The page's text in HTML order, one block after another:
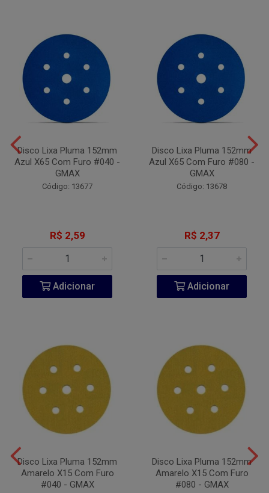
Disco Lixa Pluma 152mm
Azul X65 Com Furo #040 -
GMAX
Código: 13677
R$ 2,59
Adicionar
Disco Lixa Pluma 152mm
Azul X65 Com Furo #080 -
GMAX
Código: 13678
R$ 2,37
Adicionar
Disco Lixa Pluma 152mm
Amarelo X15 Com Furo
#040 - GMAX
Disco Lixa Pluma 152mm
Amarelo X15 Com Furo
#080 - GMAX